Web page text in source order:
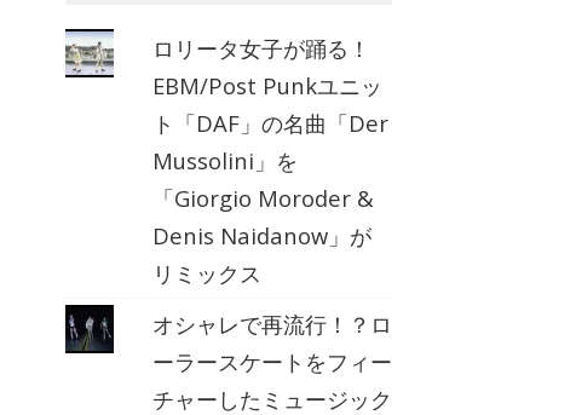
ロリータ女子が踊る！
EBM/Post Punkユニッ
ト「DAF」の名曲「Der
Mussolini」を
「Giorgio Moroder &
Denis Naidanow」が
リミックス
オシャレで再流行！？ロ
ーラースケートをフィー
チャーしたミュージック